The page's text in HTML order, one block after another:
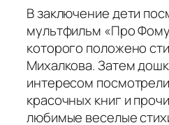
В заключение дети
мультфильм «Про
которого положено
Михалкова. Затем
интересом
красочных книг и
любимые веселые